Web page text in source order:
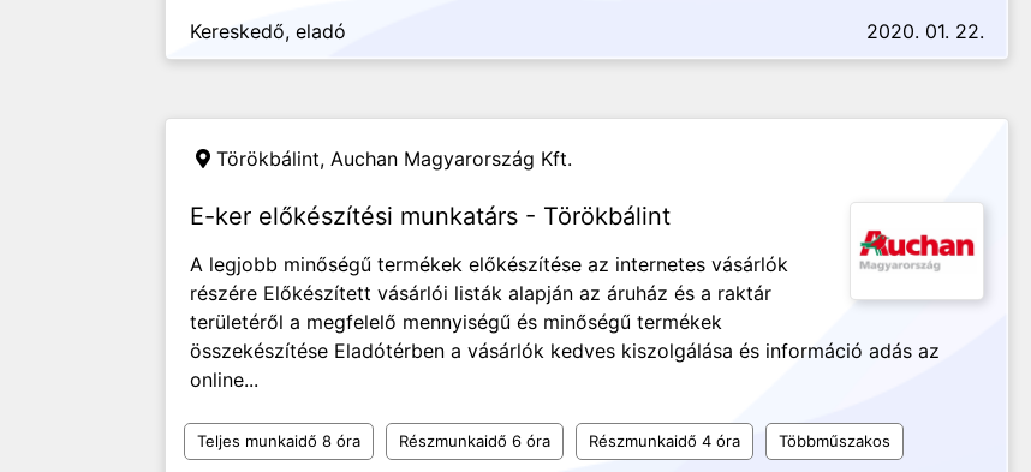
Kereskedő, eladó 2020. 01. 22.
Törökbálint, Auchan Magyarország Kft.
E-ker előkészítési munkatárs - Törökbálint
A legjobb minőségű termékek előkészítése az internetes vásárlók
részére Előkészített vásárlói listák alapján az áruház és a raktár
területéről a megfelelő mennyiségű és minőségű termékek
összekészítése Eladótérben a vásárlók kedves kiszolgálása és információ adás az
online...
Teljes munkaidő 8 óra Részmunkaidő 6 óra Részmunkaidő 4 óra Többműszakos